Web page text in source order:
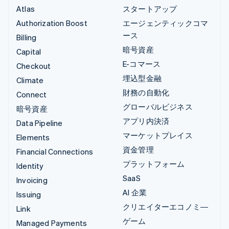
Atlas
Authorization Boost
Billing
Capital
Checkout
Climate
Connect
暗号資産
Data Pipeline
Elements
Financial Connections
Identity
Invoicing
Issuing
Link
Managed Payments
スタートアップ
エージェンティックコマ
ース
暗号資産
E-コマース
埋込型金融
財務の自動化
グローバルビジネス
アプリ内決済
マーケットプレイス
資金管理
プラットフォーム
SaaS
AI 企業
クリエイターエコノミ―
ゲーム